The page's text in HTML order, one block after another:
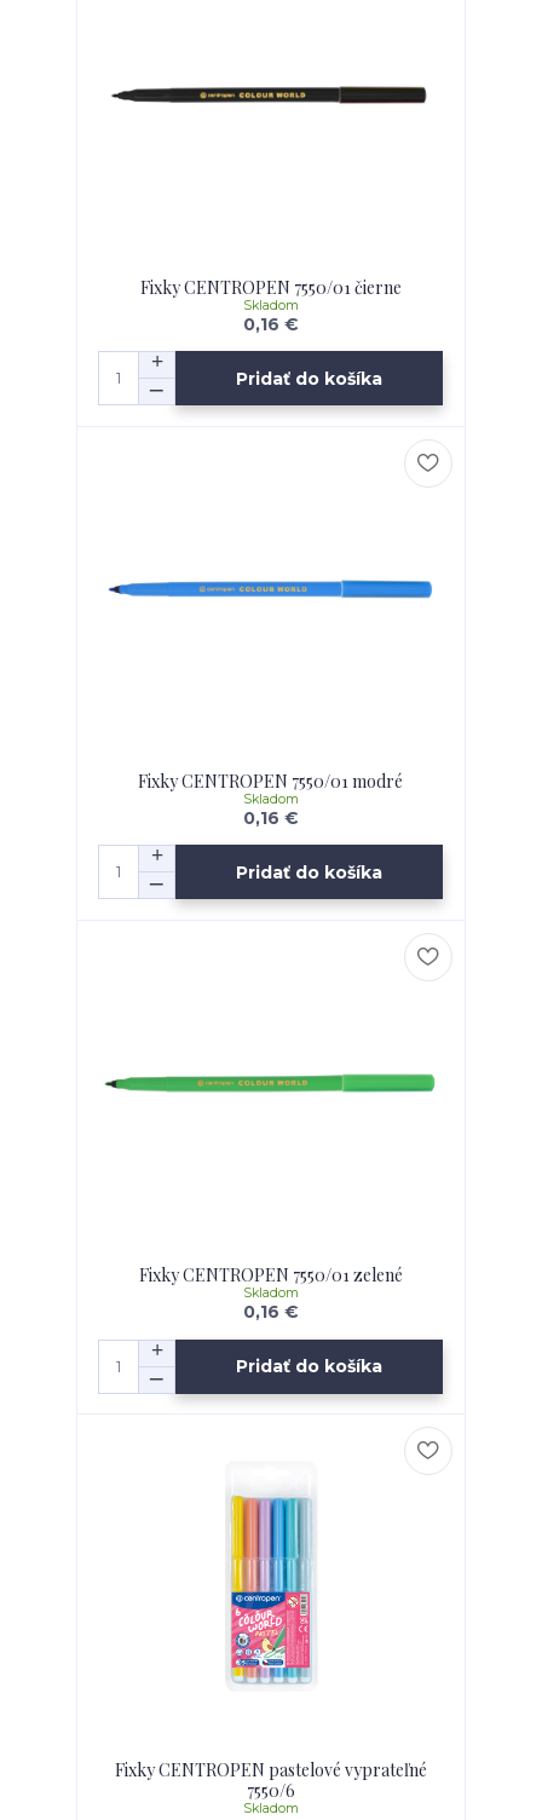
Fixky CENTROPEN 7550/01 čierne
0,16 €
Skladom
Pridať do košíka
Fixky CENTROPEN 7550/01 modré
0,16 €
Skladom
Pridať do košíka
Fixky CENTROPEN 7550/01 zelené
0,16 €
Skladom
Pridať do košíka
Fixky CENTROPEN pastelové vyprateľné
7550/6
Skladom